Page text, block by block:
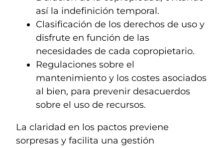
así la indefinición temporal.
Clasificación de los derechos de uso y
disfrute en función de las
necesidades de cada copropietario.
Regulaciones sobre el
mantenimiento y los costes asociados
al bien, para prevenir desacuerdos
sobre el uso de recursos.
La claridad en los pactos previene
sorpresas y facilita una gestión